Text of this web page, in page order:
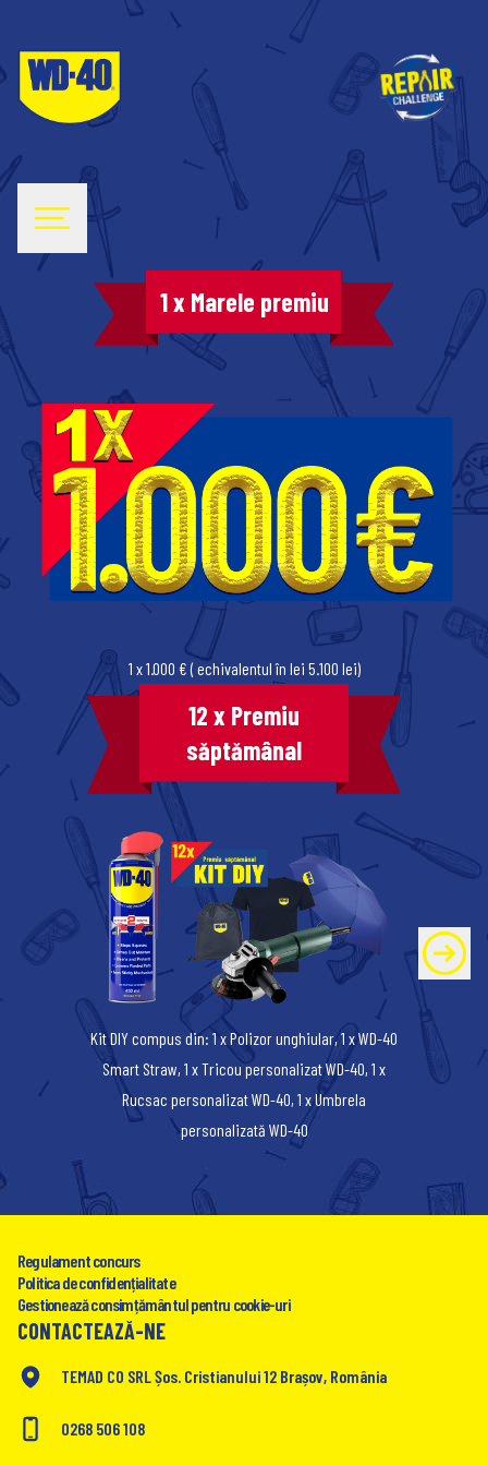
1 x Marele premiu
1 x 1.000 € ( echivalentul în lei 5.100 lei)
12 x Premiu
săptămânal
Kit DIY compus din: 1 x Polizor unghiular, 1 x WD-40
Smart Straw, 1 x Tricou personalizat WD-40, 1 x
Rucsac personalizat WD-40, 1 x Umbrela
personalizată WD-40
Regulament concurs
Politica de confidențialitate
Gestionează consimțământul pentru cookie-uri
CONTACTEAZĂ-NE
TEMAD CO SRL Șos. Cristianului 12 Brașov, România
0268 506 108